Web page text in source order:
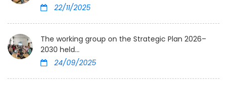
22/11/2025
The working group on the Strategic Plan 2026–
2030 held...
24/09/2025